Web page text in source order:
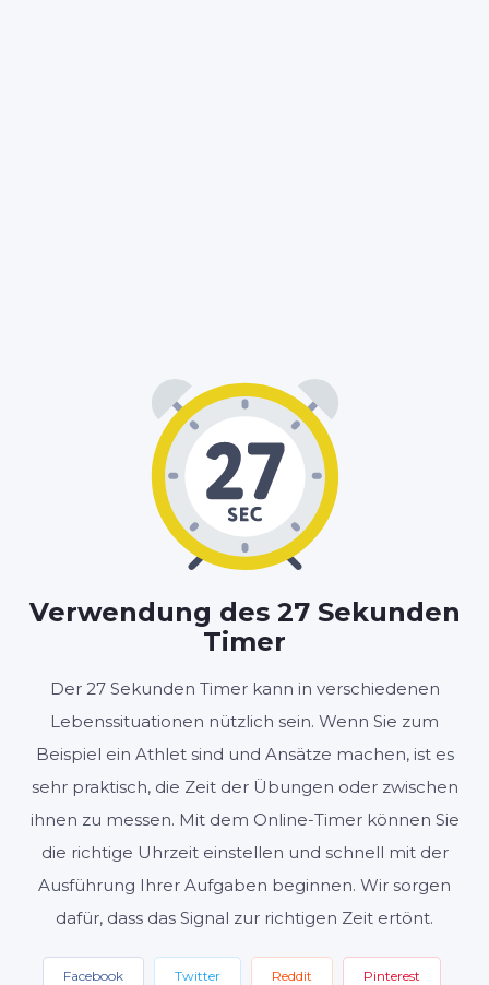
Verwendung des 27 Sekunden
Timer
Der 27 Sekunden Timer kann in verschiedenen
Lebenssituationen nützlich sein. Wenn Sie zum
Beispiel ein Athlet sind und Ansätze machen, ist es
sehr praktisch, die Zeit der Übungen oder zwischen
ihnen zu messen. Mit dem Online-Timer können Sie
die richtige Uhrzeit einstellen und schnell mit der
Ausführung Ihrer Aufgaben beginnen. Wir sorgen
dafür, dass das Signal zur richtigen Zeit ertönt.
Facebook Twitter Reddit Pinterest
00
MINUTEN
: 27
SEKUNDEN
Zurücksetzen